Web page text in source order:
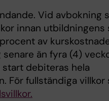
Vid avbokning
innan utbildningens
av
än fyra (4)
debiteras hela
För fullständiga villkor